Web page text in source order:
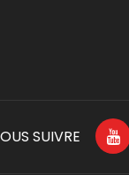
SUIVRE